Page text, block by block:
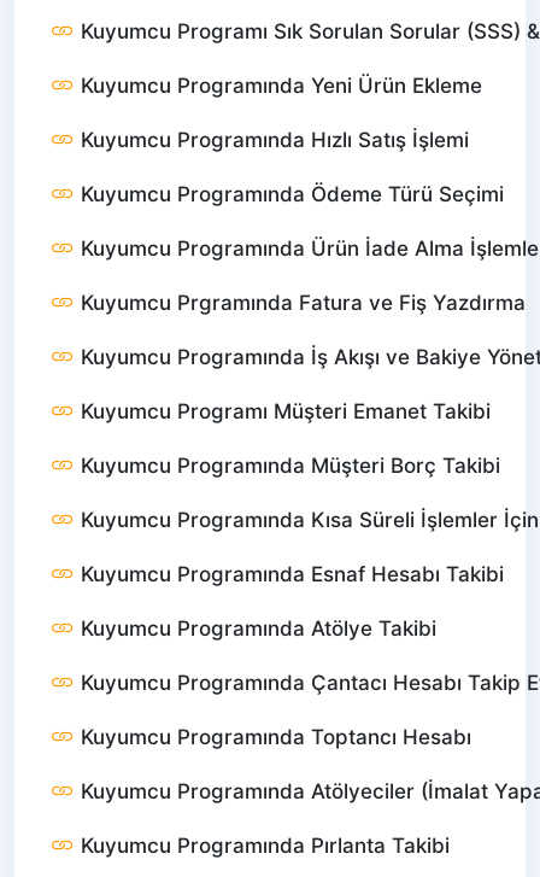
Kuyumcu Programı Sık Sorulan Sorular (SSS)
Kuyumcu Programında Yeni Ürün Ekleme
Kuyumcu Programında Hızlı Satış İşlemi
Kuyumcu Programında Ödeme Türü Seçimi
Kuyumcu Programında Ürün İade Alma
Kuyumcu Prgramında Fatura ve Fiş Yazdırma
Kuyumcu Programında İş Akışı ve Bakiye
Kuyumcu Programı Müşteri Emanet Takibi
Kuyumcu Programında Müşteri Borç Takibi
Kuyumcu Programında Kısa Süreli İşlemler
Kuyumcu Programında Esnaf Hesabı Takibi
Kuyumcu Programında Atölye Takibi
Kuyumcu Programında Çantacı Hesabı Takip
Kuyumcu Programında Toptancı Hesabı
Kuyumcu Programında Atölyeciler (İmalat
Kuyumcu Programında Pırlanta Takibi